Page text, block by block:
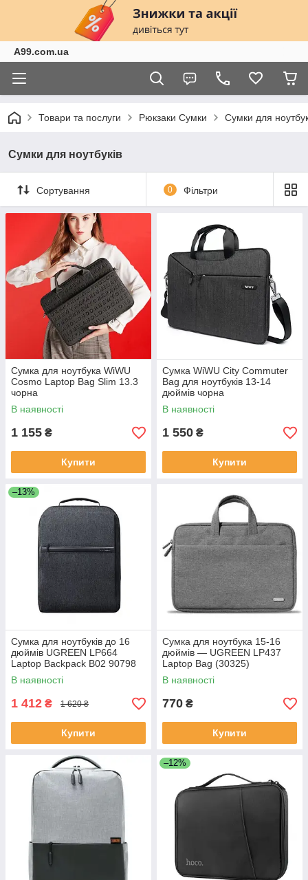
A99.com.ua
Товари та послуги Рюкзаки Сумки Сумки для
Сумки для ноутбуків
Сортування 0 Фільтри
Сумка для ноутбука WiWU
Cosmo Laptop Bag Slim 13.3
чорна
В наявності
1 155 ₴
Купити
Сумка WiWU City Commuter
Bag для ноутбуків 13-14
дюймів чорна
В наявності
1 550 ₴
Купити
–13%
Сумка для ноутбуків до 16
дюймів UGREEN LP664
Laptop Backpack B02 90798
В наявності
1 412 ₴ 1 620 ₴
Купити
Сумка для ноутбука 15-16
дюймів — UGREEN LP437
Laptop Bag (30325)
В наявності
770 ₴
Купити
–12%